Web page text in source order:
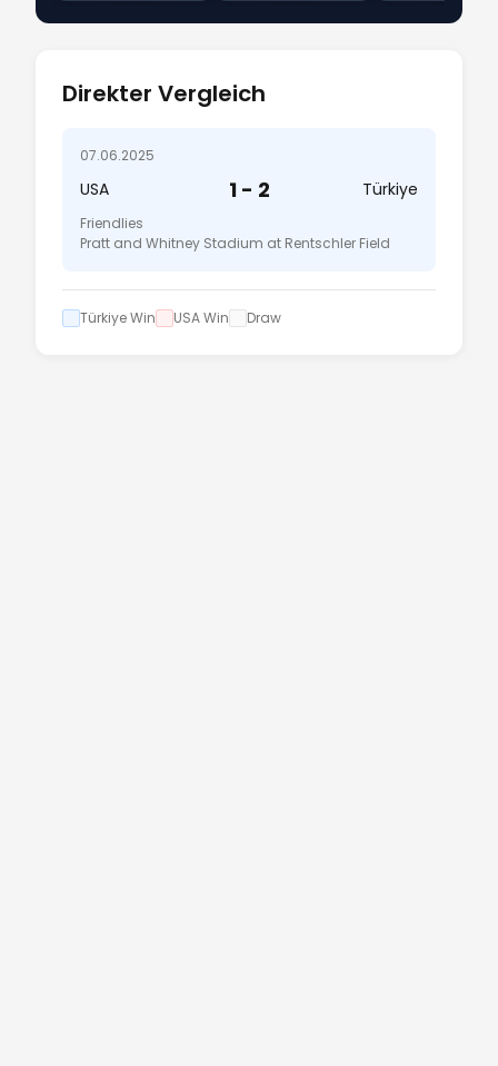
Direkter Vergleich
07.06.2025
USA 1 - 2 Türkiye
Friendlies
Pratt and Whitney Stadium at Rentschler Field
Türkiye Win USA Win Draw